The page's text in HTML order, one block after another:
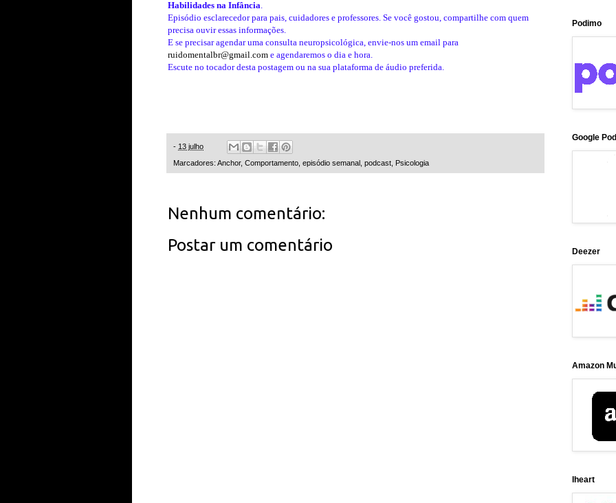
Habilidades na Infância
Episódio esclarecedor para pais, cuidadores e professores. Se você gostou, compartilhe com quem
precisa ouvir essas informações.
E se precisar agendar uma consulta neuropsicológica, envie-nos um email para
ruidomentalbr@gmail.com e agendaremos o dia e hora.
Escute no tocador desta postagem ou na sua plataforma de áudio preferida.
- 13 julho
Marcadores: Anchor, Comportamento episódio semanal podcast Psicologia
Nenhum comentário:
Postar um comentário
Podimo
Google
Deezer
Amazon
Iheart